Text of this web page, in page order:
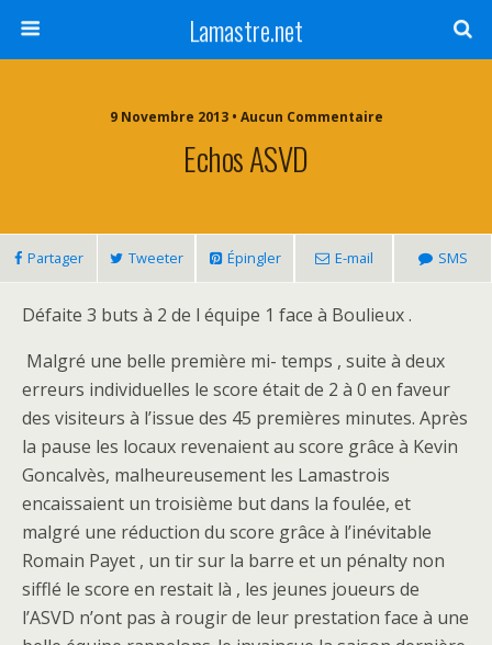
Lamastre.net
9 Novembre 2013 • Aucun Commentaire
Echos ASVD
Partager Tweeter Épingler E-mail SMS
Défaite 3 buts à 2 de l équipe 1 face à Boulieux .
Malgré une belle première mi- temps , suite à deux
erreurs individuelles le score était de 2 à 0 en faveur
des visiteurs à l’issue des 45 premières minutes. Après
la pause les locaux revenaient au score grâce à Kevin
Goncalvès, malheureusement les Lamastrois
encaissaient un troisième but dans la foulée, et
malgré une réduction du score grâce à l’inévitable
Romain Payet , un tir sur la barre et un pénalty non
sifflé le score en restait là , les jeunes joueurs de
l’ASVD n’ont pas à rougir de leur prestation face à une